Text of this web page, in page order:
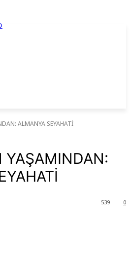
ALMANYA SEYAHATİ
YAŞAMINDAN:
0
539